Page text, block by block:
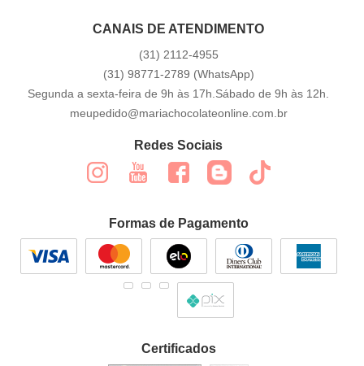
CANAIS DE ATENDIMENTO
(31) 2112-4955
(31) 98771-2789 (WhatsApp)
Segunda a sexta-feira de 9h às 17h.Sábado de 9h às 12h.
meupedido@mariachocolateonline.com.br
Redes Sociais
Formas de Pagamento
Certificados